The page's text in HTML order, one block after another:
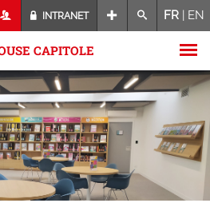
INTRANET FR | EN
CAPITOLE